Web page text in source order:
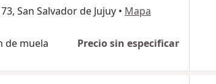
San Salvador de Jujuy • Mapa
de muela Precio sin especificar